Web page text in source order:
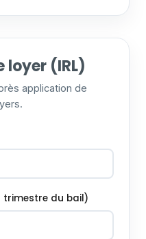
loyer (IRL)
application de
trimestre du bail)